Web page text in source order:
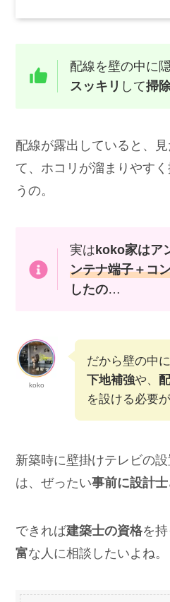
配線を壁の中に
配線が露出していると、
て、ホコリが溜まりやす
実は koko家はア
ンテナ端子＋コ